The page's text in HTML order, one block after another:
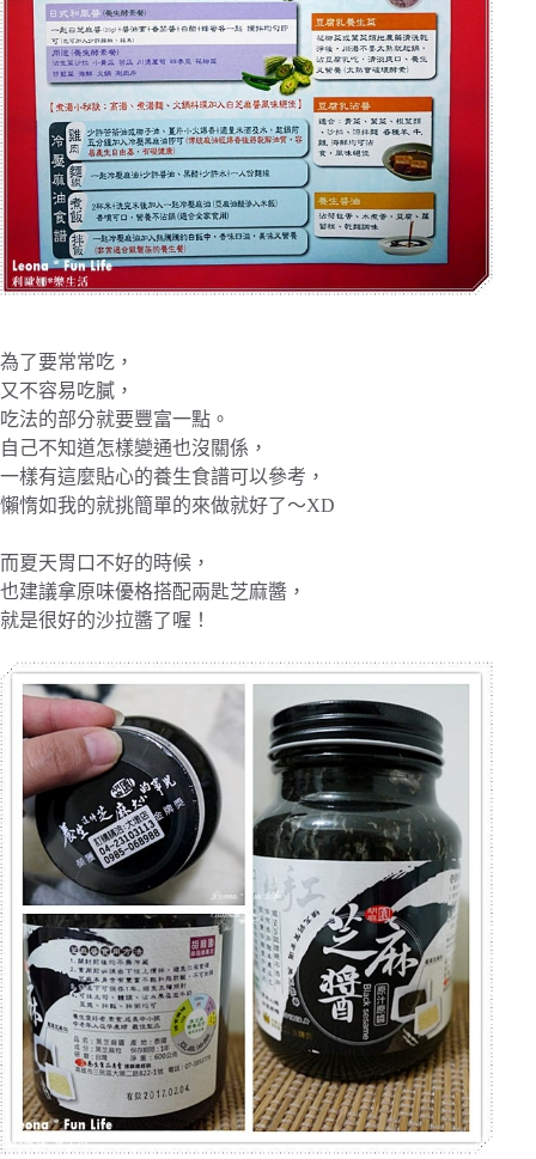
為了要常常吃，
又不容易吃膩，
吃法的部分就要豐富一點。
自己不知道怎樣變通也沒關係，
一樣有這麼貼心的養生食譜可以參考，
懶惰如我的就挑簡單的來做就好了～XD
而夏天胃口不好的時候，
也建議拿原味優格搭配兩匙芝麻醬，
就是很好的沙拉醬了喔！